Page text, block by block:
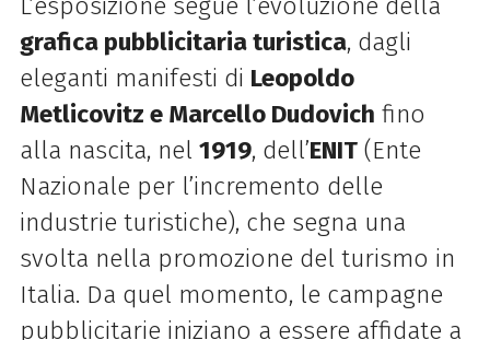
L’esposizione segue l’evoluzione della
grafica pubblicitaria turistica, dagli
eleganti manifesti di Leopoldo
Metlicovitz e Marcello Dudovich fino
alla nascita, nel 1919, dell’ENIT(Ente
Nazionale per l’incremento delle
industrie turistiche), che segna una
svolta nella promozione del turismo in
Italia. Da quel momento, le campagne
pubblicitarie iniziano a essere affidate a